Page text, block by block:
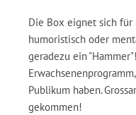
Die Box eignet sich für
humoristisch oder
geradezu ein
Publikum haben.
gekommen!